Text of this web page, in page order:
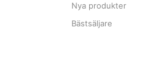
Nya produkter
Bästsäljare